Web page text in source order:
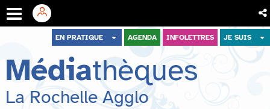
menu
contenu
recherche
EN PRATIQUE AGENDA INFOLETTRES JE SUIS
Médiathèques
La Rochelle Agglo